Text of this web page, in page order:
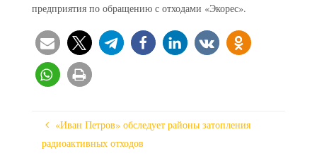
предприятия по обращению с отходами «Экорес».
«Иван Петров» обследует районы затопления
радиоактивных отходов